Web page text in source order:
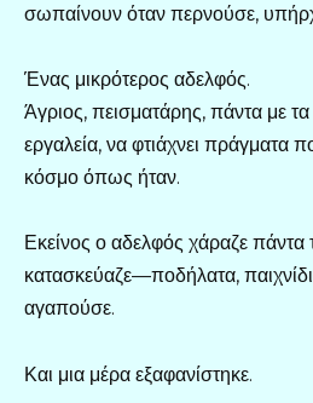
σωπαίνουν όταν περνούσε,
Ένας μικρότερος αδελφός.
Άγριος, πεισματάρης, πάντα με τα
εργαλεία, να φτιάχνει πράγματα
κόσμο όπως ήταν.
Εκείνος ο αδελφός χάραζε πάντα
κατασκεύαζε—ποδήλατα,
αγαπούσε.
Και μια μέρα εξαφανίστηκε.